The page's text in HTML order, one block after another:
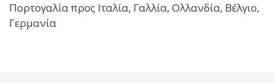
Πορτογαλία προς Ιταλία, Γαλλία, Ολλανδία, Βέλγιο,
Γερμανία